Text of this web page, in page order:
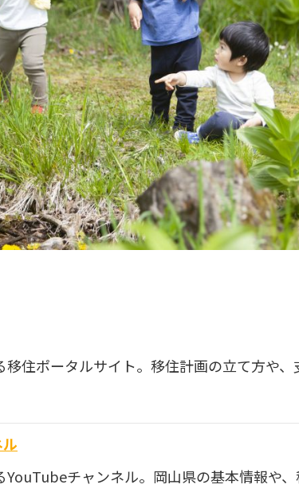
住ポータルサイト。移住計画の立て方や
チャンネル。岡山県の基本情報や